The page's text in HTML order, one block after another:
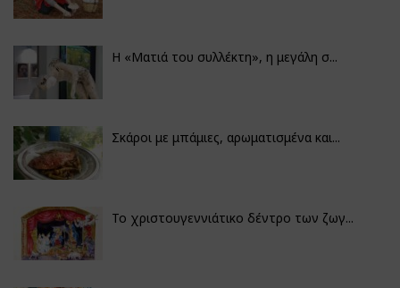
H «Ματιά του συλλέκτη», η μεγάλη σ...
Σκάροι με μπάμιες, αρωματισμένα και...
Το χριστουγεννιάτικο δέντρο των ζωγ...